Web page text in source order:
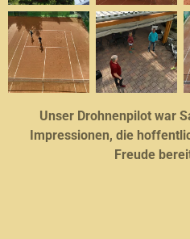
Unser Drohnenpilot war
Impressionen, die
Freude